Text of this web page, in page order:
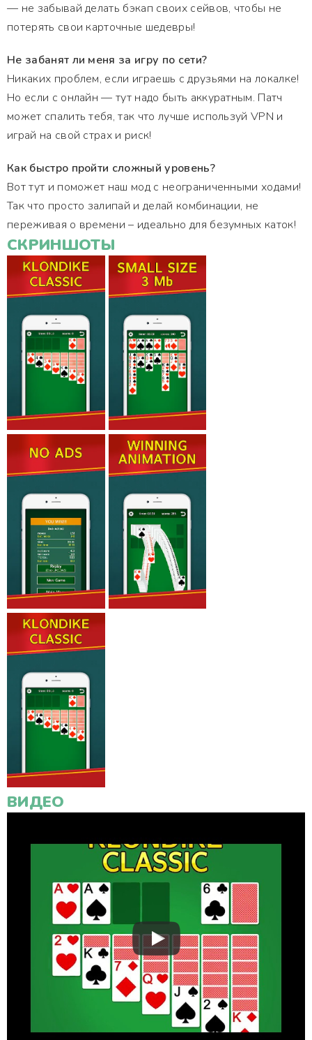
— не забывай делать бэкап своих сейвов, чтобы не
потерять свои карточные шедевры!
Не забанят ли меня за игру по сети?
Никаких проблем, если играешь с друзьями на локалке!
Но если с онлайн — тут надо быть аккуратным. Патч
может спалить тебя, так что лучше используй VPN и
играй на свой страх и риск!
Как быстро пройти сложный уровень?
Вот тут и поможет наш мод с неограниченными ходами!
Так что просто залипай и делай комбинации, не
переживая о времени – идеально для безумных каток!
СКРИНШОТЫ
ВИДЕО